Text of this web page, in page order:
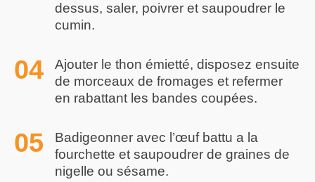
dessus, saler, poivrer et saupoudrer le
cumin.
Ajouter le thon émietté, disposez ensuite
de morceaux de fromages et refermer
en rabattant les bandes coupées.
Badigeonner avec l’œuf battu a la
fourchette et saupoudrer de graines de
nigelle ou sésame.